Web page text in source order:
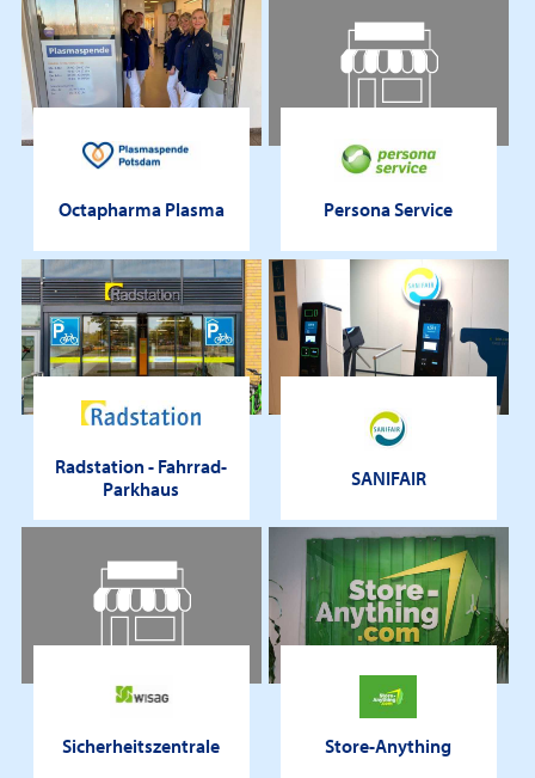
Octapharma Plasma Persona Service
Radstation - Fahrrad-
Parkhaus
SANIFAIR
Sicherheitszentrale Store-Anything